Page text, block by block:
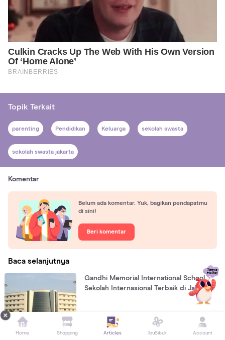
Topik Terkait
parenting Pendidikan Keluarga sekolah swasta
sekolah swasta jakarta
Komentar
Belum ada komentar. Yuk, bagikan pendapatmu
di sini!
Beri komentar
Baca selanjutnya
Gandhi Memorial International School,
Sekolah Internasional Terbaik di Jakarta
PROFIL SEKOLAH
Home Shopping Articles IbuSibuk Account